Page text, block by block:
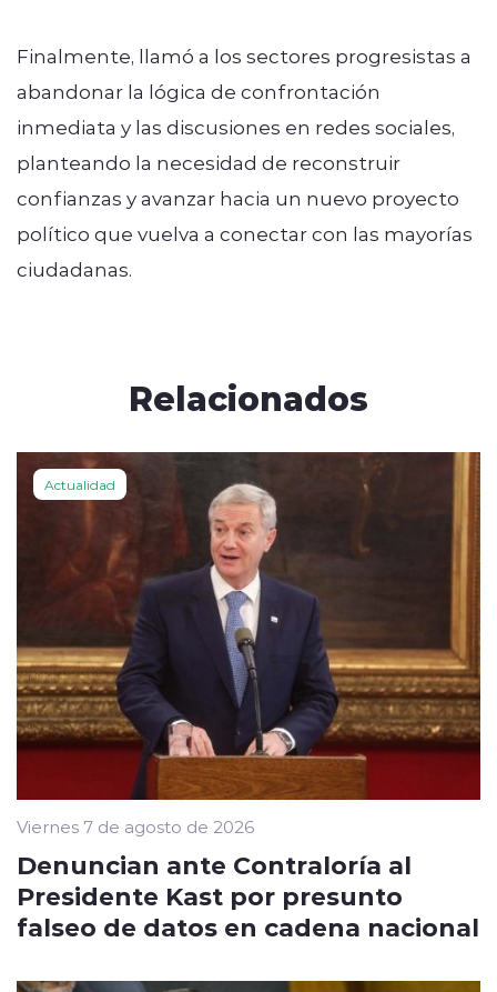
Finalmente, llamó a los sectores progresistas a
abandonar la lógica de confrontación
inmediata y las discusiones en redes sociales,
planteando la necesidad de reconstruir
confianzas y avanzar hacia un nuevo proyecto
político que vuelva a conectar con las mayorías
ciudadanas.
Relacionados
Actualidad
Viernes 7 de agosto de 2026
Denuncian ante Contraloría al
Presidente Kast por presunto
falseo de datos en cadena nacional